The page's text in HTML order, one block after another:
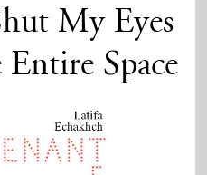
My Eyes
Space